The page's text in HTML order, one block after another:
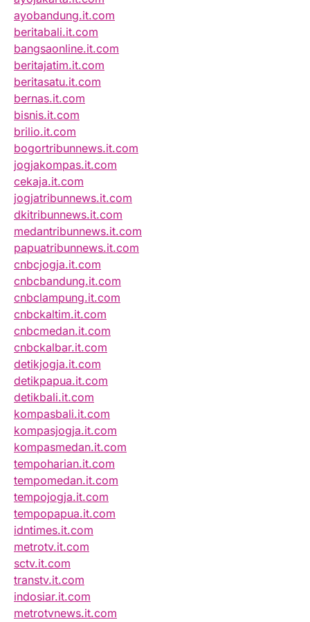
ayobandung.it.com
beritabali.it.com
bangsaonline.it.com
beritajatim.it.com
beritasatu.it.com
bernas.it.com
bisnis.it.com
brilio.it.com
bogortribunnews.it.com
jogjakompas.it.com
cekaja.it.com
jogjatribunnews.it.com
dkitribunnews.it.com
medantribunnews.it.com
papuatribunnews.it.com
cnbcjogja.it.com
cnbcbandung.it.com
cnbclampung.it.com
cnbckaltim.it.com
cnbcmedan.it.com
cnbckalbar.it.com
detikjogja.it.com
detikpapua.it.com
detikbali.it.com
kompasbali.it.com
kompasjogja.it.com
kompasmedan.it.com
tempoharian.it.com
tempomedan.it.com
tempojogja.it.com
tempopapua.it.com
idntimes.it.com
metrotv.it.com
sctv.it.com
transtv.it.com
indosiar.it.com
metrotvnews.it.com